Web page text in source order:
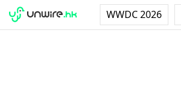
WWDC 2026